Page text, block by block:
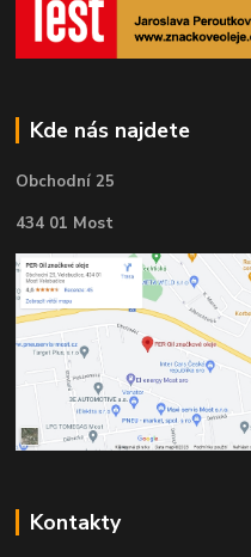
Kde nás najdete
Obchodní 25
434 01 Most
Kontakty